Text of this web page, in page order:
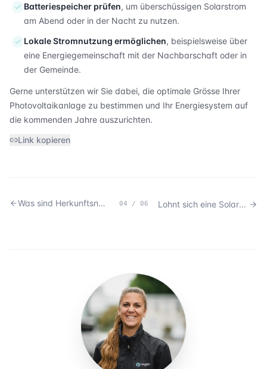
Batteriespeicher prüfen, um überschüssigen Solarstrom
am Abend oder in der Nacht zu nutzen.
Lokale Stromnutzung ermöglichen, beispielsweise über
eine Energiegemeinschaft mit der Nachbarschaft oder in
der Gemeinde.
Gerne unterstützen wir Sie dabei, die optimale Grösse Ihrer
Photovoltaikanlage zu bestimmen und Ihr Energiesystem auf
die kommenden Jahre auszurichten.
Link kopieren
Was sind Herkunftsnachweise und wie lassen sie sich vermarkten? 04 / 06 Lohnt sich eine Solaranlage auf einem Mehrfamilienhaus?